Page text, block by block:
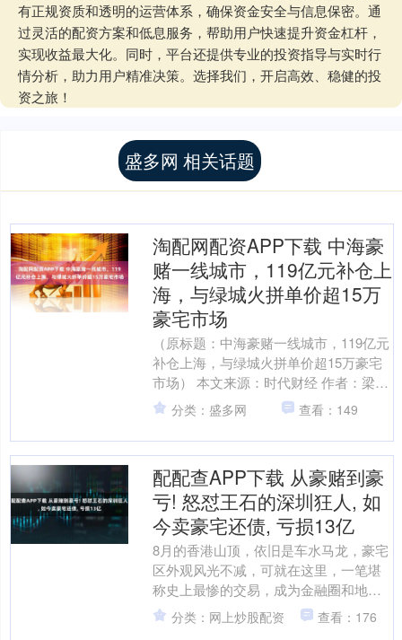
有正规资质和透明的运营体系，确保资金安全与信息保密。通
过灵活的配资方案和低息服务，帮助用户快速提升资金杠杆，
实现收益最大化。同时，平台还提供专业的投资指导与实时行
情分析，助力用户精准决策。选择我们，开启高效、稳健的投
资之旅！
盛多网 相关话题
淘配网配资APP下载 中海豪
赌一线城市，119亿元补仓上
海，与绿城火拼单价超15万
豪宅市场
（原标题：中海豪赌一线城市，119亿元
补仓上海，与绿城火拼单价超15万豪宅
市场） 本文来源：时代财经 作者：梁争
誉 百亿连取沪上两子，中海继续豪赌上
海。 7月2....
分类：盛多网 查看：149
配配查APP下载 从豪赌到豪
亏! 怒怼王石的深圳狂人, 如
今卖豪宅还债, 亏损13亿
8月的香港山顶，依旧是车水马龙，豪宅
区外观风光不减，可就在这里，一笔堪
称史上最惨的交易，成为金融圈和地产
圈热议的焦点。 8月20日，歌赋山道15
号以7.9亿港元....
分类：网上炒股配资 查看：176